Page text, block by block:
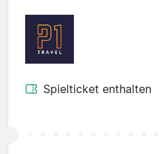
Spielticket enthalten